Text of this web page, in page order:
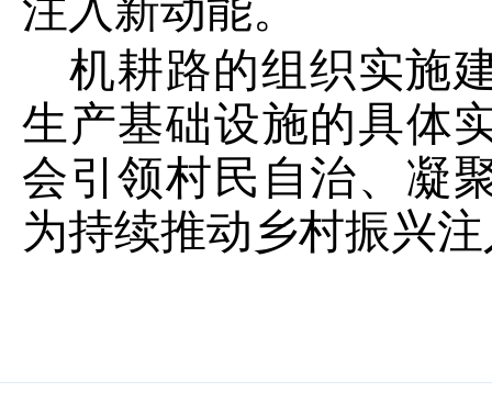
注入新动能。
机耕路的组织实施
生产基础设施的具体
会引领村民自治、凝
为持续推动乡村振兴